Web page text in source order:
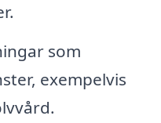
som
exempelvis